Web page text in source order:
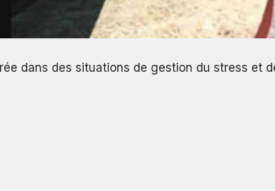
inspirées du self-défense